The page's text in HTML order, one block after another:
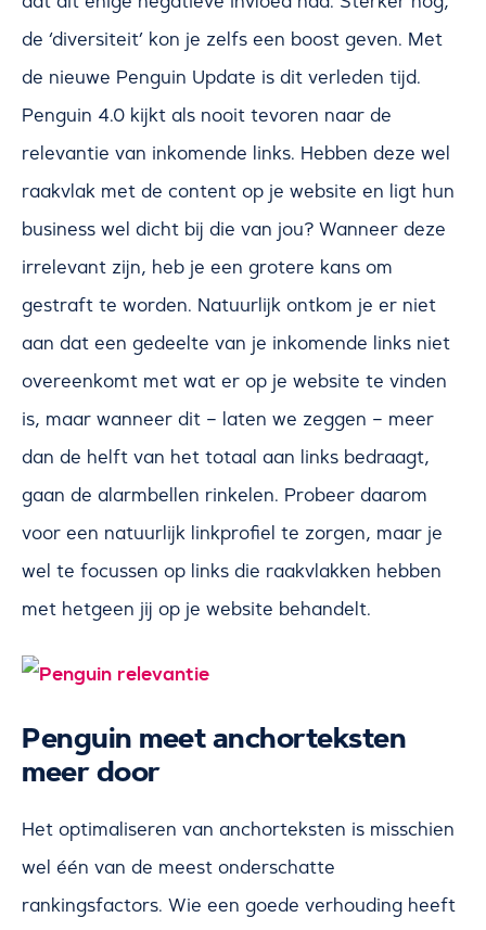
de ‘diversiteit’ kon je zelfs een boost geven. Met
de nieuwe Penguin Update is dit verleden tijd.
Penguin 4.0 kijkt als nooit tevoren naar de
relevantie van inkomende links. Hebben deze wel
raakvlak met de content op je website en ligt hun
business wel dicht bij die van jou? Wanneer deze
irrelevant zijn, heb je een grotere kans om
gestraft te worden. Natuurlijk ontkom je er niet
aan dat een gedeelte van je inkomende links niet
overeenkomt met wat er op je website te vinden
is, maar wanneer dit – laten we zeggen – meer
dan de helft van het totaal aan links bedraagt,
gaan de alarmbellen rinkelen. Probeer daarom
voor een natuurlijk linkprofiel te zorgen, maar je
wel te focussen op links die raakvlakken hebben
met hetgeen jij op je website behandelt.
Penguin meet anchorteksten
meer door
Het optimaliseren van anchorteksten is misschien
wel één van de meest onderschatte
rankingsfactors. Wie een goede verhouding heeft